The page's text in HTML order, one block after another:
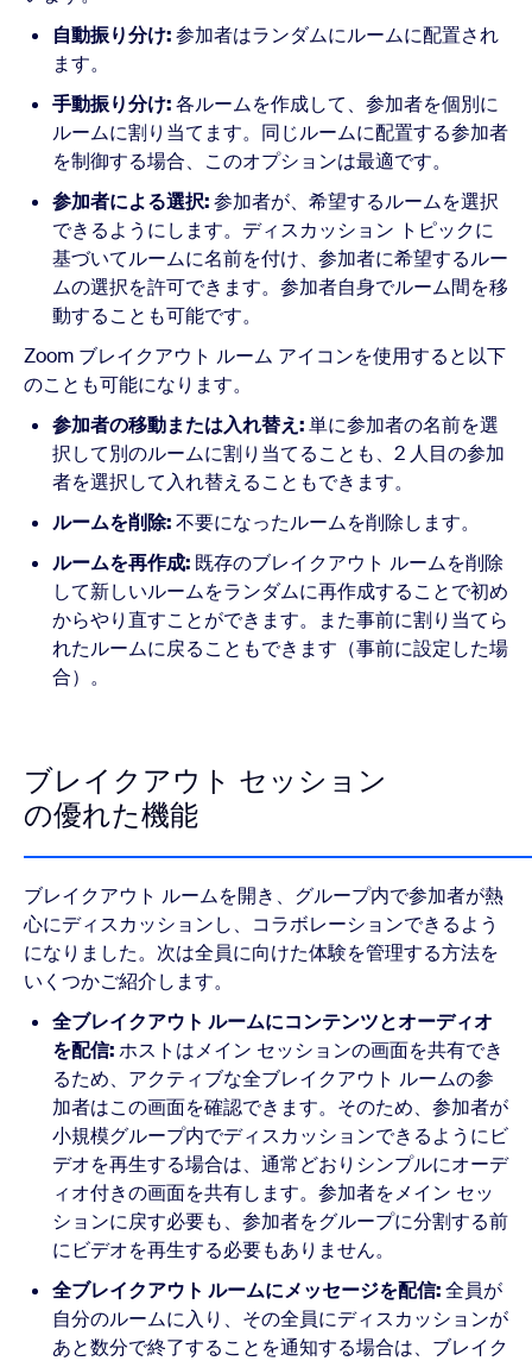
自動振り分け:参加者はランダムにルームに配置され
ます。
手動振り分け:各ルームを作成して、参加者を個別に
ルームに割り当てます。同じルームに配置する参加者
を制御する場合、このオプションは最適です。
参加者による選択:参加者が、希望するルームを選択
できるようにします。ディスカッション トピックに
基づいてルームに名前を付け、参加者に希望するルー
ムの選択を許可できます。参加者自身でルーム間を移
動することも可能です。
Zoom ブレイクアウト ルーム アイコンを使用すると以下
のことも可能になります。
参加者の移動または入れ替え:単に参加者の名前を選
択して別のルームに割り当てることも、2 人目の参加
者を選択して入れ替えることもできます。
ルームを削除:不要になったルームを削除します。
ルームを再作成: 既存のブレイクアウト ルームを削除
して新しいルームをランダムに再作成することで初め
からやり直すことができます。また事前に割り当てら
れたルームに戻ることもできます（事前に設定した場
合）。
ブレイクアウト セッション
の優れた機能
ブレイクアウト ルームを開き、グループ内で参加者が熱
心にディスカッションし、コラボレーションできるよう
になりました。次は全員に向けた体験を管理する方法を
いくつかご紹介します。
全ブレイクアウト ルームにコンテンツとオーディオ
を配信:ホストはメイン セッションの画面を共有でき
るため、アクティブな全ブレイクアウト ルームの参
加者はこの画面を確認できます。そのため、参加者が
小規模グループ内でディスカッションできるようにビ
デオを再生する場合は、通常どおりシンプルにオーデ
ィオ付きの画面を共有します。参加者をメイン セッ
ションに戻す必要も、参加者をグループに分割する前
にビデオを再生する必要もありません。
全ブレイクアウト ルームにメッセージを配信:全員が
自分のルームに入り、その全員にディスカッションが
あと数分で終了することを通知する場合は、ブレイク